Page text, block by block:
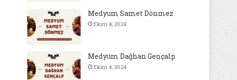
Medyum Samet Dönmez
Ekim 4, 2024
Medyum Dağhan Gençalp
Ekim 4, 2024